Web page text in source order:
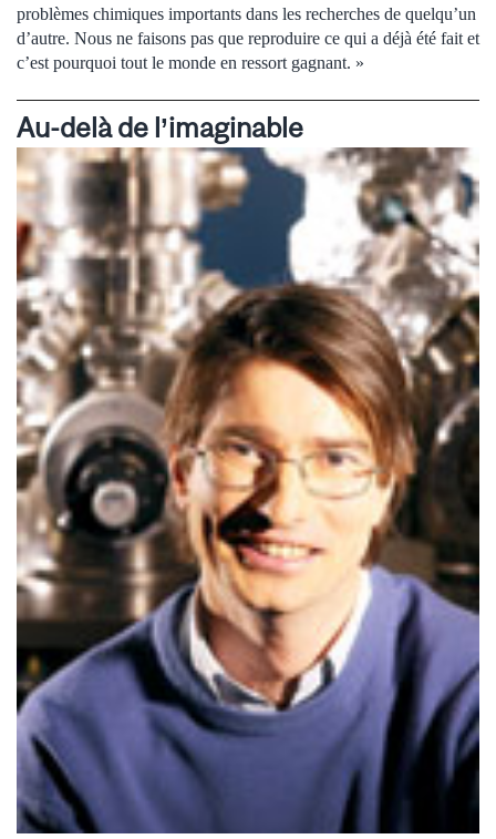
problèmes chimiques importants dans les recherches de quelqu’un
d’autre. Nous ne faisons pas que reproduire ce qui a déjà été fait et
c’est pourquoi tout le monde en ressort gagnant. »
Au-delà de l’imaginable